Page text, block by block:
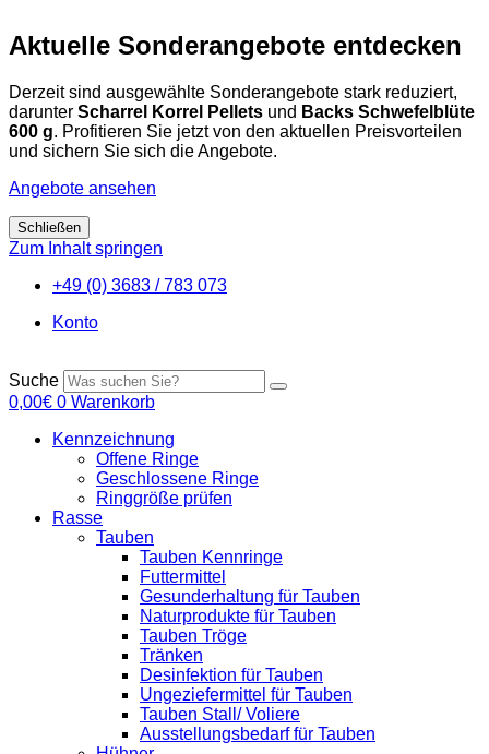
Aktuelle Sonderangebote entdecken
Derzeit sind ausgewählte Sonderangebote stark reduziert,
darunter Scharrel Korrel Pellets und Backs Schwefelblüte
600 g. Profitieren Sie jetzt von den aktuellen Preisvorteilen
und sichern Sie sich die Angebote.
Angebote ansehen
Schließen
Zum Inhalt springen
+49 (0) 3683 / 783 073
Konto
Suche
0,00€ 0 Warenkorb
Kennzeichnung
Offene Ringe
Geschlossene Ringe
Ringgröße prüfen
Rasse
Tauben
Tauben Kennringe
Futtermittel
Gesunderhaltung für Tauben
Naturprodukte für Tauben
Tauben Tröge
Tränken
Desinfektion für Tauben
Ungeziefermittel für Tauben
Tauben Stall/ Voliere
Ausstellungsbedarf für Tauben